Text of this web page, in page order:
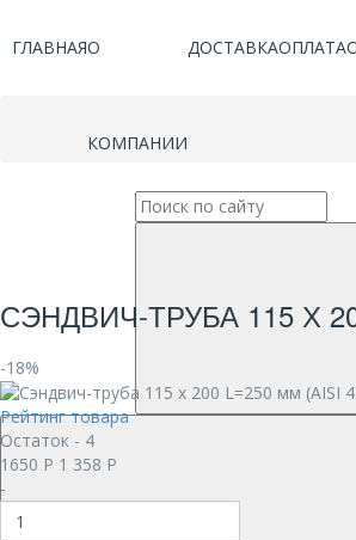
ГЛАВНАЯО
КОМПАНИИ
ДОСТАВКАОПЛАТА
СЭНДВИЧ-ТРУБА 115 Х
-18%
Рейтинг товара
Остаток - 4
1650 Р 1 358 Р
-